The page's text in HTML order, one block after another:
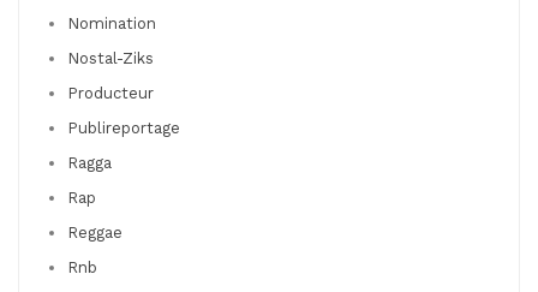
Nomination
Nostal-Ziks
Producteur
Publireportage
Ragga
Rap
Reggae
Rnb